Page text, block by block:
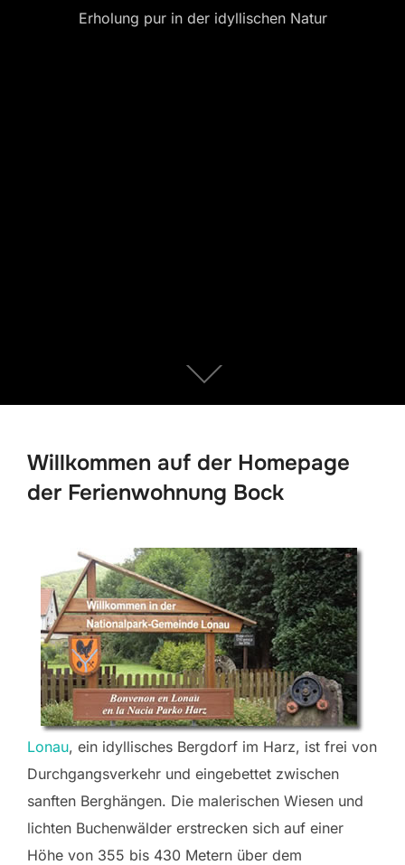
Erholung pur in der idyllischen Natur
Zum
Inhalt
Willkommen auf der Homepage
der Ferienwohnung Bock
Lonau, ein idyllisches Bergdorf im Harz, ist frei von
Durchgangsverkehr und eingebettet zwischen
sanften Berghängen. Die malerischen Wiesen und
lichten Buchenwälder erstrecken sich auf einer
Höhe von 355 bis 430 Metern über dem